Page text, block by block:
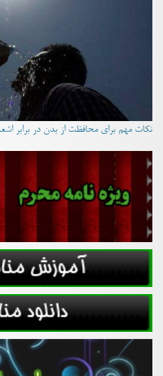
نکات مهم برای محافظت از بدن در برابر